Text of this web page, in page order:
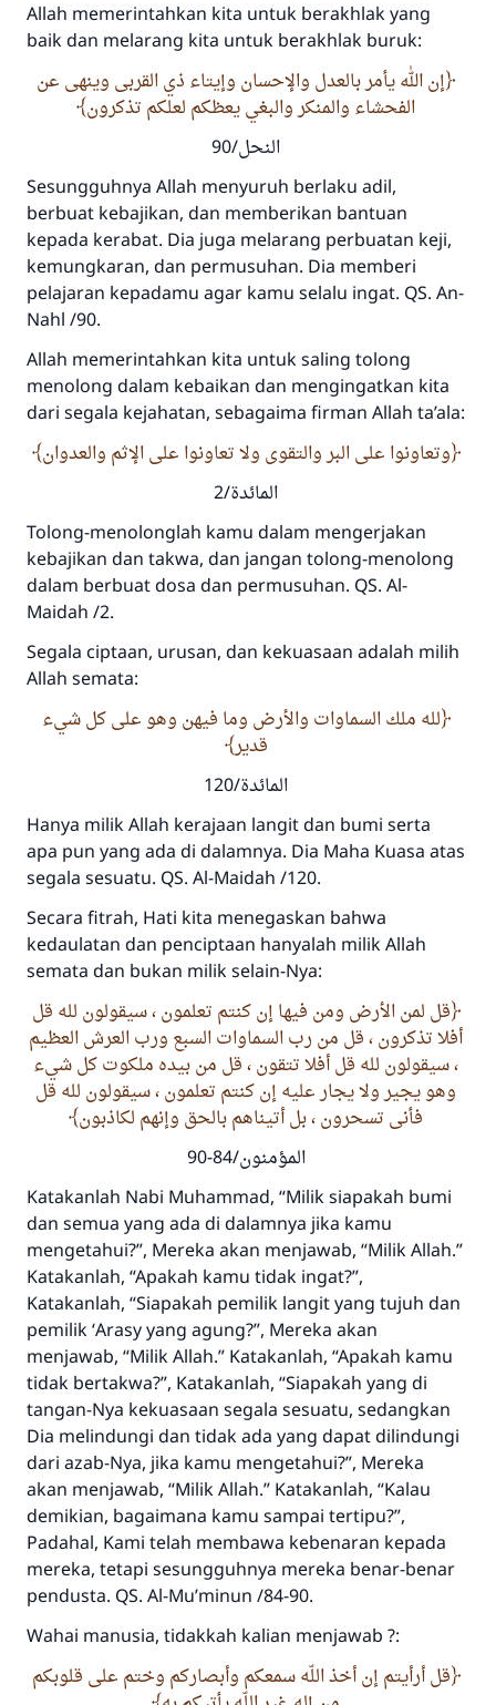
Allah memerintahkan kita untuk berakhlak yang
baik dan melarang kita untuk berakhlak buruk:
إن الله يأمر بالعدل والإحسان وإيتاء ذي القربى وينهى عن
الفحشاء والمنكر والبغي يعظكم لعلكم تذكرون
النحل/90
Sesungguhnya Allah menyuruh berlaku adil,
berbuat kebajikan, dan memberikan bantuan
kepada kerabat. Dia juga melarang perbuatan keji,
kemungkaran, dan permusuhan. Dia memberi
pelajaran kepadamu agar kamu selalu ingat. QS. An-
Nahl /90.
Allah memerintahkan kita untuk saling tolong
menolong dalam kebaikan dan mengingatkan kita
dari segala kejahatan, sebagaima firman Allah ta’ala:
وتعاونوا على البر والتقوى ولا تعاونوا على الإثم والعدوان
المائدة/2
Tolong-menolonglah kamu dalam mengerjakan
kebajikan dan takwa, dan jangan tolong-menolong
dalam berbuat dosa dan permusuhan. QS. Al-
Maidah /2.
Segala ciptaan, urusan, dan kekuasaan adalah milih
Allah semata:
لله ملك السماوات والأرض وما فيهن وهو على كل شيء
قدير
المائدة/120
Hanya milik Allah kerajaan langit dan bumi serta
apa pun yang ada di dalamnya. Dia Maha Kuasa atas
segala sesuatu. QS. Al-Maidah /120.
Secara fitrah, Hati kita menegaskan bahwa
kedaulatan dan penciptaan hanyalah milik Allah
semata dan bukan milik selain-Nya:
قل لمن الأرض ومن فيها إن كنتم تعلمون ، سيقولون لله قل
أفلا تذكرون ، قل من رب السماوات السبع ورب العرش العظيم
، سيقولون لله قل أفلا تتقون ، قل من بيده ملكوت كل شيء
وهو يجير ولا يجار عليه إن كنتم تعلمون ، سيقولون لله قل
فأنى تسحرون ، بل أتيناهم بالحق وإنهم لكاذبون
المؤمنون/84-90
Katakanlah Nabi Muhammad, “Milik siapakah bumi
dan semua yang ada di dalamnya jika kamu
mengetahui?”, Mereka akan menjawab, “Milik Allah.”
Katakanlah, “Apakah kamu tidak ingat?”,
Katakanlah, “Siapakah pemilik langit yang tujuh dan
pemilik ʻArasy yang agung?”, Mereka akan
menjawab, “Milik Allah.” Katakanlah, “Apakah kamu
tidak bertakwa?”, Katakanlah, “Siapakah yang di
tangan-Nya kekuasaan segala sesuatu, sedangkan
Dia melindungi dan tidak ada yang dapat dilindungi
dari azab-Nya, jika kamu mengetahui?”, Mereka
akan menjawab, “Milik Allah.” Katakanlah, “Kalau
demikian, bagaimana kamu sampai tertipu?”,
Padahal, Kami telah membawa kebenaran kepada
mereka, tetapi sesungguhnya mereka benar-benar
pendusta. QS. Al-Mu’minun /84-90.
Wahai manusia, tidakkah kalian menjawab ?:
قل أرأيتم إن أخذ اللّه سمعكم وأبصاركم وختم على قلوبكم